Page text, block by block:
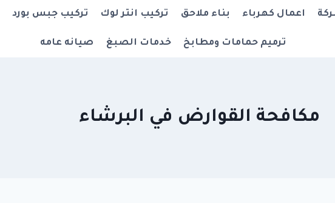
اعمال كهرباء بناء ملاحق تركيب انتر لوك تركيب جبس بورد
ترميم حمامات ومطابخ خدمات الصبغ صيانه عامه
مكافحة القوارض في البرشاء